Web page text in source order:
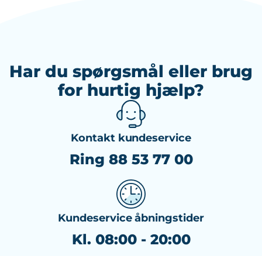
Har du spørgsmål eller brug
for hurtig hjælp?
Kontakt kundeservice
Ring 88 53 77 00
Kundeservice åbningstider
Kl. 08:00 - 20:00